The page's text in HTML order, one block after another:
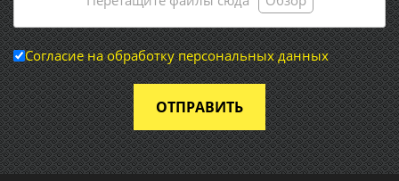
Согласие на обработку персональных данных
ОТПРАВИТЬ